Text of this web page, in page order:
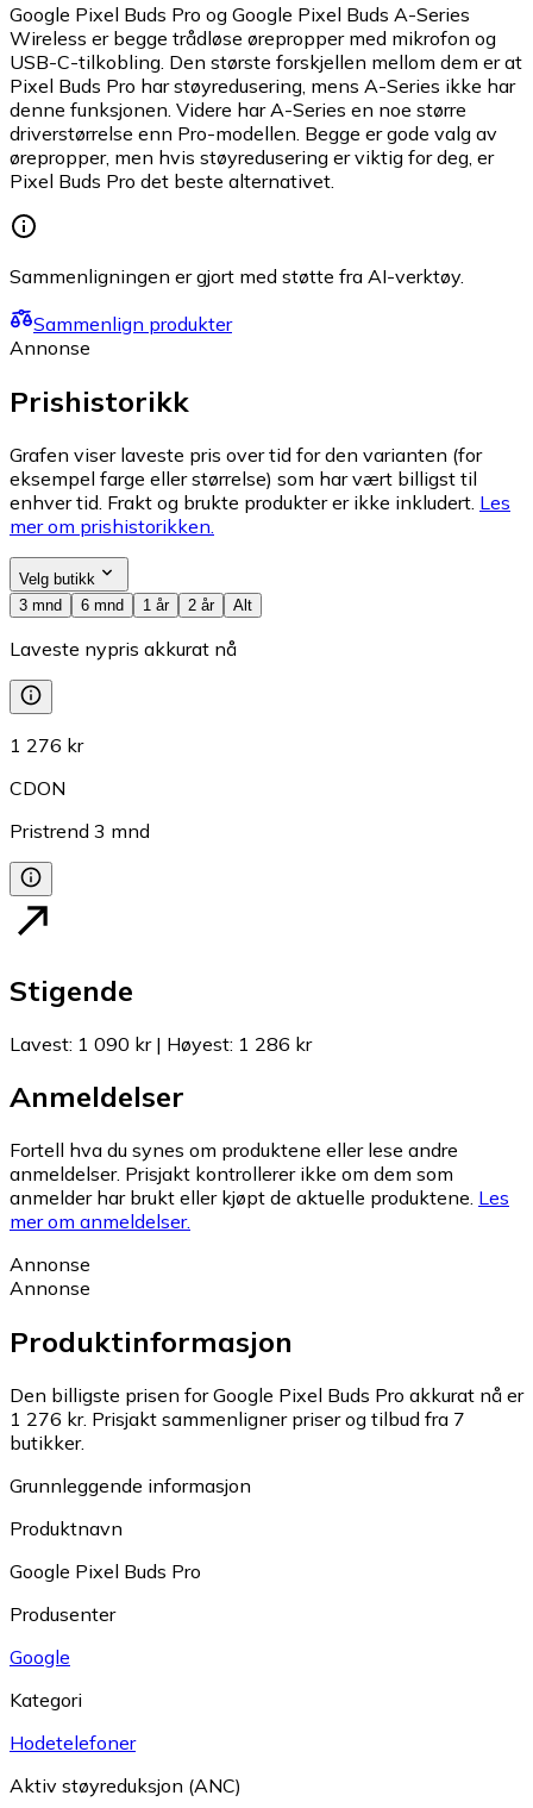
Google Pixel Buds Pro og Google Pixel Buds A-Series
Wireless er begge trådløse ørepropper med mikrofon og
USB-C-tilkobling. Den største forskjellen mellom dem er at
Pixel Buds Pro har støyredusering, mens A-Series ikke har
denne funksjonen. Videre har A-Series en noe større
driverstørrelse enn Pro-modellen. Begge er gode valg av
ørepropper, men hvis støyredusering er viktig for deg, er
Pixel Buds Pro det beste alternativet.
Sammenligningen er gjort med støtte fra AI-verktøy.
Sammenlign produkter
Annonse
Prishistorikk
Grafen viser laveste pris over tid for den varianten (for
eksempel farge eller størrelse) som har vært billigst til
enhver tid. Frakt og brukte produkter er ikke inkludert. Les
mer om prishistorikken.
Velg butikk
3 mnd
6 mnd 1 år 2 år Alt
Laveste nypris akkurat nå
1 276 kr
CDON
Pristrend 3 mnd
Stigende
Lavest: 1 090 kr| Høyest: 1 286 kr
Anmeldelser
Fortell hva du synes om produktene eller lese andre
anmeldelser. Prisjakt kontrollerer ikke om dem som
anmelder har brukt eller kjøpt de aktuelle produktene. Les
mer om anmeldelser.
Annonse
Annonse
Produktinformasjon
Den billigste prisen for Google Pixel Buds Pro akkurat nå er
1 276 kr. Prisjakt sammenligner priser og tilbud fra 7
butikker.
Grunnleggende informasjon
Produktnavn
Google Pixel Buds Pro
Produsenter
Google
Kategori
Hodetelefoner
Aktiv støyreduksjon (ANC)